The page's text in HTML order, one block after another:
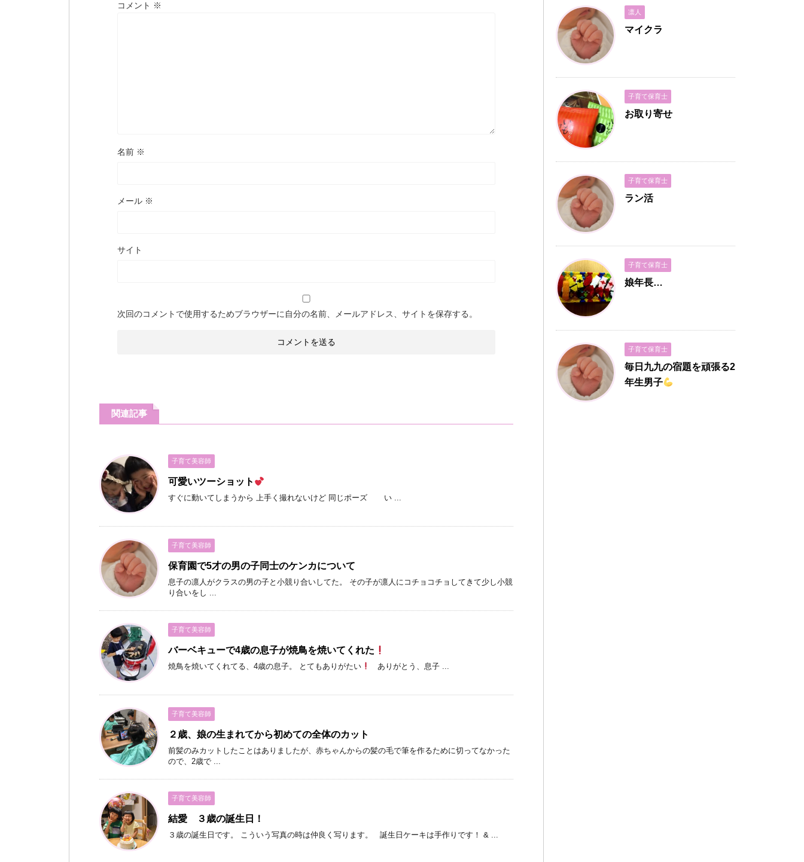
コメント ※
名前 ※
メール ※
サイト
次回のコメントで使用するためブラウザーに自分の名前、メールアドレス、サイトを保存する。
関連記事
子育て美容師
可愛いツーショット
すぐに動いてしまうから 上手く撮れないけど 同じポーズ い ...
子育て美容師
保育園で5才の男の子同士のケンカについて
息子の凛人がクラスの男の子と小競り合いしてた。 その子が凛人にコチョコチョしてきて少し小競
り合いをし ...
子育て美容師
バーベキューで4歳の息子が焼鳥を焼いてくれた
焼鳥を焼いてくれてる、4歳の息子。 とてもありがたい ありがとう、息子 ...
子育て美容師
２歳、娘の生まれてから初めての全体のカット
前髪のみカットしたことはありましたが、赤ちゃんからの髪の毛で筆を作るために切ってなかった
ので、2歳で ...
子育て美容師
結愛 ３歳の誕生日！
３歳の誕生日です。 こういう写真の時は仲良く写ります。 誕生日ケーキは手作りです！ & ...
凛人
マイクラ
子育て保育士
お取り寄せ
子育て保育士
ラン活
子育て保育士
娘年長…
子育て保育士
毎日九九の宿題を頑張る2
年生男子